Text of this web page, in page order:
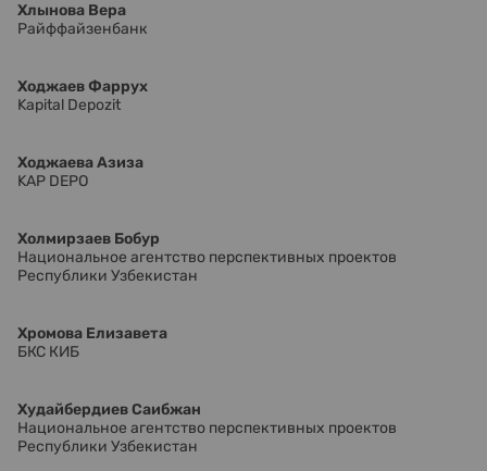
Хлынова Вера
Райффайзенбанк
Ходжаев Фаррух
Kapital Depozit
Ходжаева Азиза
KAP DEPO
Холмирзаев Бобур
Национальное агентство перспективных проектов
Республики Узбекистан
Хромова Елизавета
БКС КИБ
Худайбердиев Саибжан
Национальное агентство перспективных проектов
Республики Узбекистан